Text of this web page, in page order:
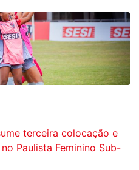
terceira colocação e
Paulista Feminino Sub-